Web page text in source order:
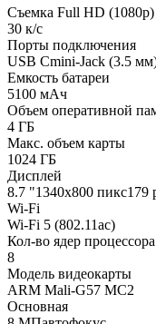
Съемка Full HD (1080p)
30 к/с
Порты подключения
USB Cmini-Jack (3.5
Емкость батареи
5100 мАч
Объем оперативной
4 ГБ
Макс. объем карты
1024 ГБ
Дисплей
8.7 "1340х800 пикс179
Wi-Fi
Wi-Fi 5 (802.11aс)
Кол-во ядер процессора
8
Модель видеокарты
ARM Mali-G57 MC2
Основная